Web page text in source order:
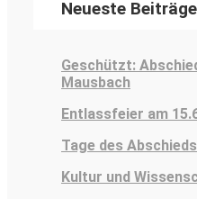
Neueste Beiträge
Geschützt:
Mausbach
Entlassfeier am
Tage des Abschieds
Kultur und